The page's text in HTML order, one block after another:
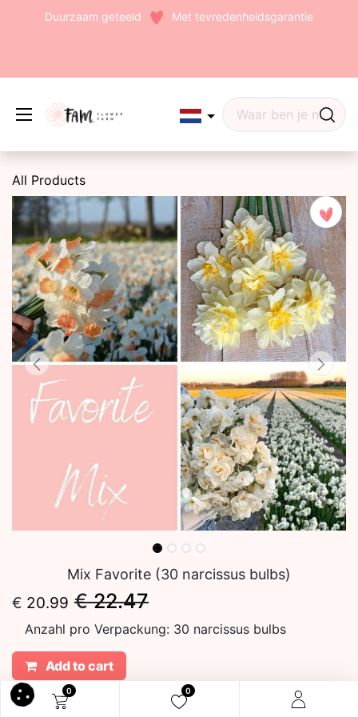
0 0
Duurzaam geteeld Met tevredenheidsgarantie
(242)
Edit widget
All Products
Mix Favorite (30 narcissus bulbs)
€ 20.99 €22.47
Anzahl pro Verpackung: 30 narcissus bulbs
Add to cart